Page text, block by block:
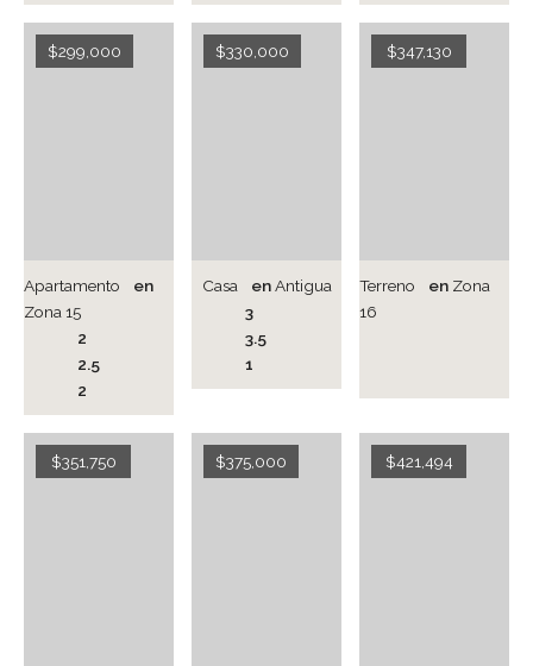
$299,000
Apartamento
en
Zona 15
2
2.5
2
$330,000
Casa enAntigua
3
3.5
1
$347,130
Terreno en Zona
16
$351,750 $375,000 $421,494